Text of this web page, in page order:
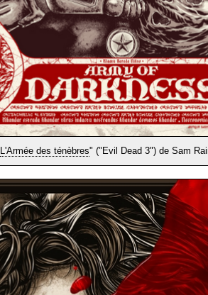
L'Armée des ténèbres" ("Evil Dead 3") de Sam